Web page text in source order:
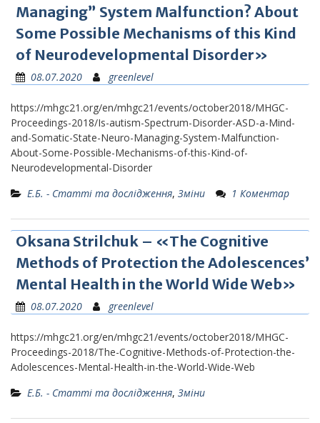
Managing” System Malfunction? About
Some Possible Mechanisms of this Kind
of Neurodevelopmental Disorder»
08.07.2020 greenlevel
https://mhgc21.org/en/mhgc21/events/october2018/MHGC-
Proceedings-2018/Is-autism-Spectrum-Disorder-ASD-a-Mind-
and-Somatic-State-Neuro-Managing-System-Malfunction-
About-Some-Possible-Mechanisms-of-this-Kind-of-
Neurodevelopmental-Disorder
Е.Б. - Статті та дослідження, Зміни 1 Коментар
Oksana Strilchuk – «The Cognitive
Methods of Protection the Adolescences’
Mental Health in the World Wide Web»
08.07.2020 greenlevel
https://mhgc21.org/en/mhgc21/events/october2018/MHGC-
Proceedings-2018/The-Cognitive-Methods-of-Protection-the-
Adolescences-Mental-Health-in-the-World-Wide-Web
Е.Б. - Статті та дослідження, Зміни